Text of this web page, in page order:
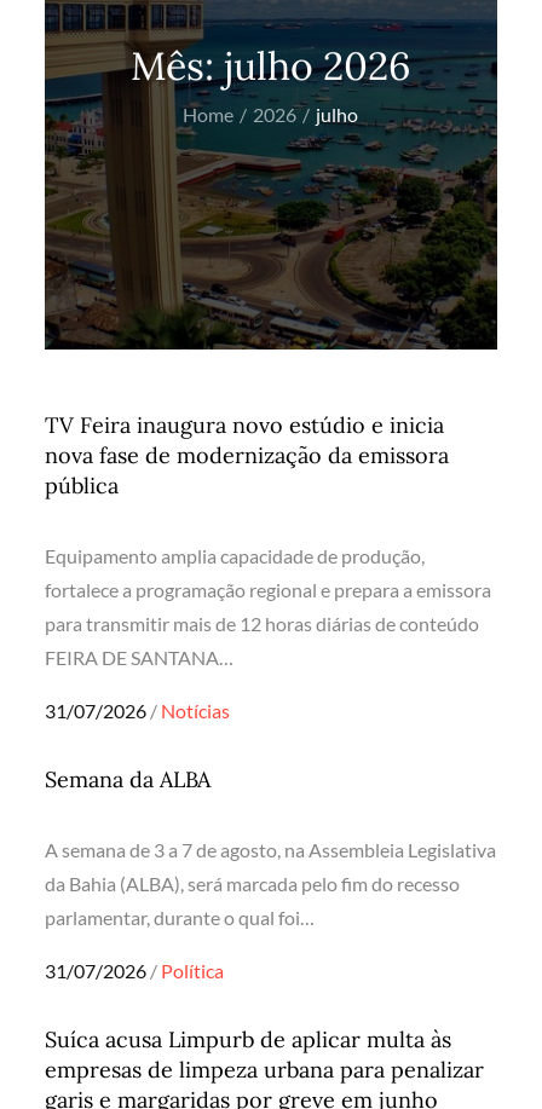
Mês:julho 2026
Home 2026 julho
TV Feira inaugura novo estúdio e inicia
nova fase de modernização da emissora
pública
Equipamento amplia capacidade de produção,
fortalece a programação regional e prepara a emissora
para transmitir mais de 12 horas diárias de conteúdo
FEIRA DE SANTANA…
Posted
31/07/2026 Notícias
Semana da ALBA
A semana de 3 a 7 de agosto, na Assembleia Legislativa
da Bahia (ALBA), será marcada pelo fim do recesso
parlamentar, durante o qual foi…
Posted
31/07/2026 Política
Suíca acusa Limpurb de aplicar multa às
empresas de limpeza urbana para penalizar
garis e margaridas por greve em junho